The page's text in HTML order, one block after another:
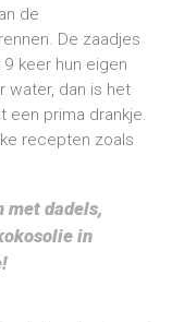
de
De zaadjes
keer hun eigen
water, dan is het
prima drankje.
recepten zoals
met dadels,
in